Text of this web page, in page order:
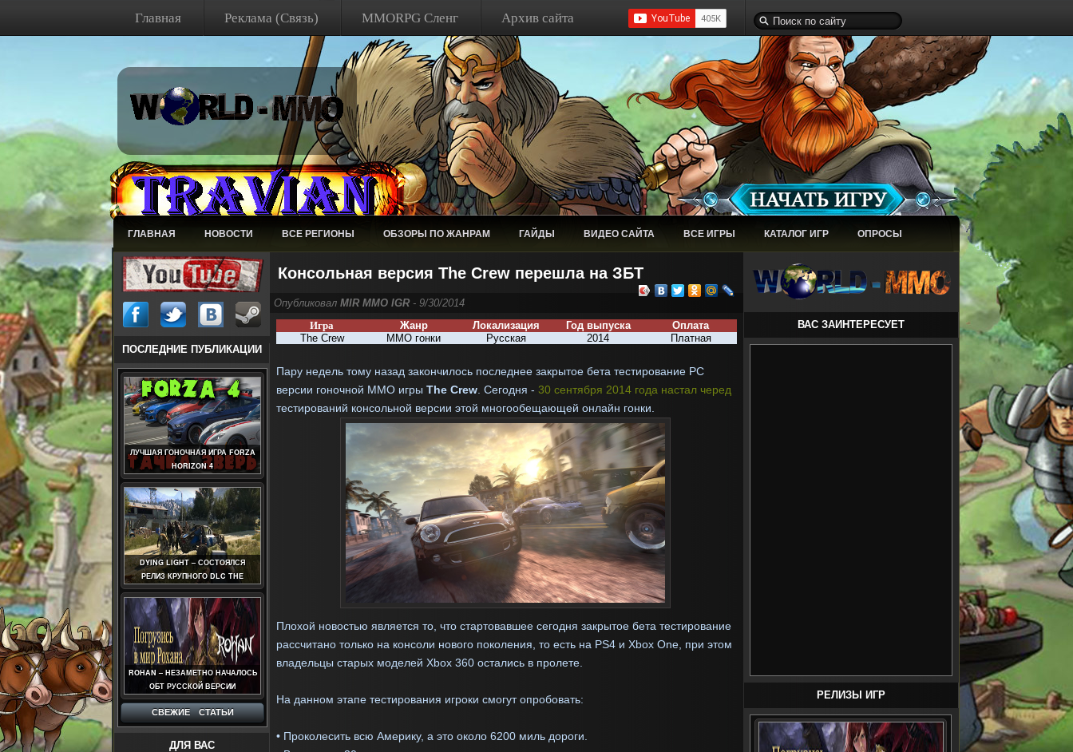
Главная Реклама (Связь) MMORPG Сленг Архив сайта
ГЛАВНАЯ НОВОСТИ ВСЕ РЕГИОНЫ ОБЗОРЫ ПО ЖАНРАМ ГАЙДЫ ВИДЕО САЙТА ВСЕ ИГРЫ КАТАЛОГ ИГР ОПРОСЫ
ПОСЛЕДНИЕ ПУБЛИКАЦИИ
ЛУЧШАЯ ГОНОЧНАЯ ИГРА FORZA
HORIZON 4
DYING LIGHT – СОСТОЯЛСЯ
РЕЛИЗ КРУПНОГО DLC THE
FOLLOWING
ROHAN – НЕЗАМЕТНО НАЧАЛОСЬ
ОБТ РУССКОЙ ВЕРСИИ
СВЕЖИЕ СТАТЬИ
ДЛЯ ВАС
Консольная версия The Crew перешла на ЗБТ
Опубликовал MIR MMO IGR - 9/30/2014
Игра
Жанр Локализация Год выпуска
Оплата
The Crew
MMO гонки Русская 2014 Платная
Пару недель тому назад закончилось последнее закрытое бета тестирование PC
версии гоночной MMO игры The Crew . Сегодня - 30 сентября 2014 года настал черед
тестирований консольной версии этой многообещающей онлайн гонки.
Плохой новостью является то, что стартовавшее сегодня закрытое бета тестирование
рассчитано только на консоли нового поколения, то есть на PS4 и Xbox One, при этом
владельцы старых моделей Xbox 360 остались в пролете.
На данном этапе тестирования игроки смогут опробовать:
• Проколесить всю Америку, а это около 6200 миль дороги.
ВАС ЗАИНТЕРЕСУЕТ
РЕЛИЗЫ ИГР